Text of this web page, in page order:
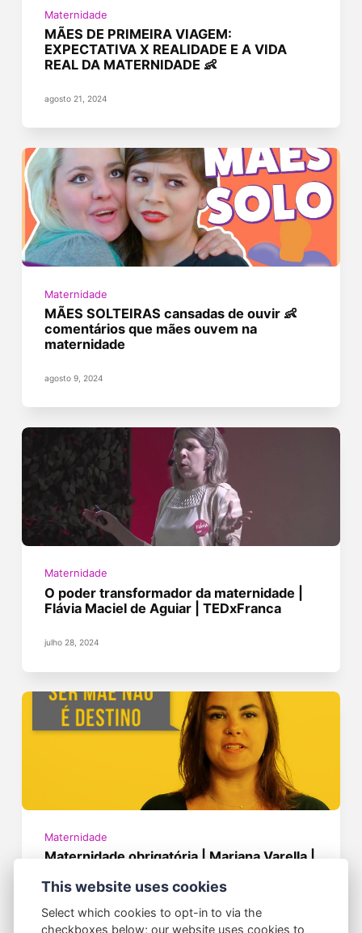
Maternidade
MÃES DE PRIMEIRA VIAGEM:
EXPECTATIVA X REALIDADE E A VIDA
REAL DA MATERNIDADE 👶
agosto 21, 2024
Maternidade
MÃES SOLTEIRAS cansadas de ouvir 👶
comentários que mães ouvem na
maternidade
agosto 9, 2024
Maternidade
O poder transformador da maternidade |
Flávia Maciel de Aguiar | TEDxFranca
julho 28, 2024
Maternidade
Maternidade obrigatória | Mariana Varella |
julho 16, 2024
This website uses cookies
Select which cookies to opt-in to via the
checkboxes below; our website uses cookies to